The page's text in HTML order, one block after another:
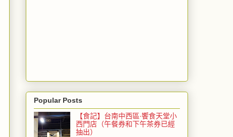
Popular Posts
【食記】台南中西區‧饗食天堂小
西門店（午餐券和下午茶券已經
抽出）